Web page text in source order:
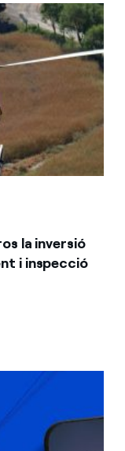
la inversió
i inspecció